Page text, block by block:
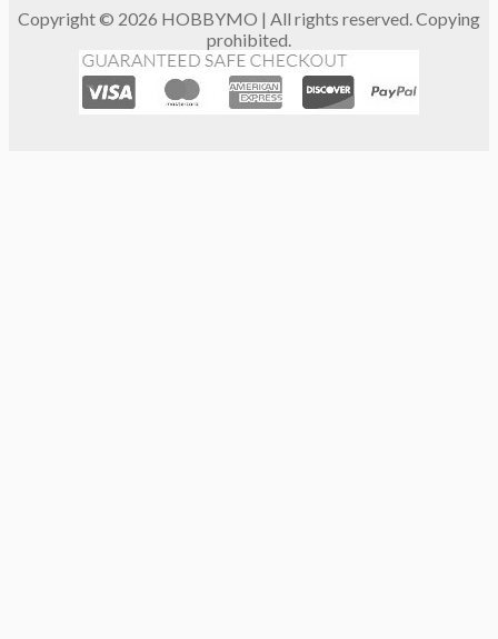
Copyright © 2026 HOBBYMO | All rights reserved. Copying
prohibited.